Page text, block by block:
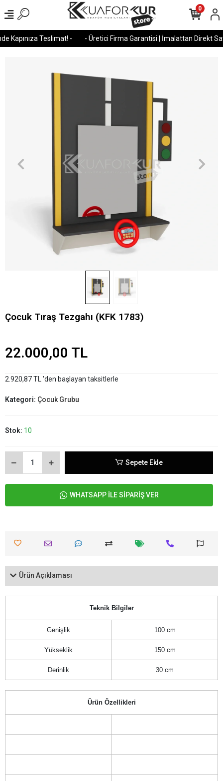
Kapınıza Teslimat! - - Üretici Firma Garantisi | İmalattan Direkt
0
Çocuk Tıraş Tezgahı (KFK 1783)
22.000,00 TL
2.920,87 TL 'den başlayan taksitlerle
Kategori: Çocuk Grubu
Stok: 10
Sepete Ekle
WHATSAPP İLE SİPARİŞ VER
Ürün Açıklaması
Teknik Bilgiler
Genişlik 100 cm
Yükseklik 150 cm
Derinlik 30 cm
Ürün Özellikleri